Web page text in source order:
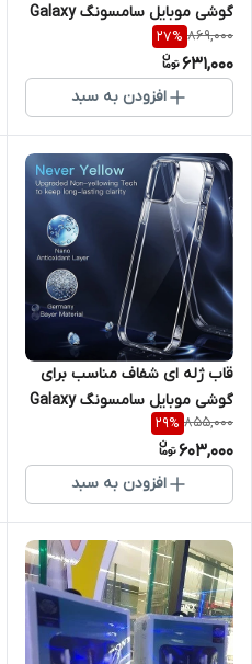
گوشی موبایل سامسونگ Galaxy
A52 / A52S
869,000
27%
631,000
افزودن به سبد
قاب ژله ای شفاف مناسب برای
گوشی موبایل سامسونگ Galaxy
A31
855,000
29%
603,000
افزودن به سبد